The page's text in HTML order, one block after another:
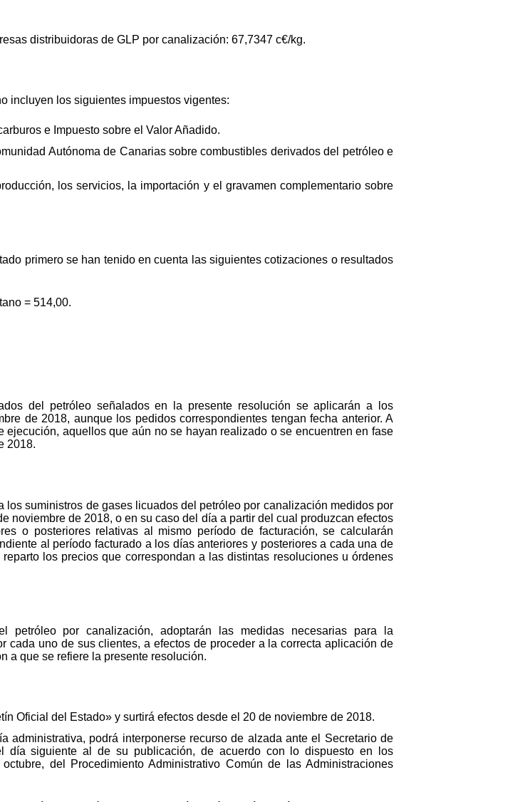
distribuidoras de GLP por canalización: 67,7347 c€/kg.
incluyen los siguientes impuestos vigentes:
e Impuesto sobre el Valor Añadido.
Autónoma de Canarias sobre combustibles derivados del petróleo e
los servicios, la importación y el gravamen complementario sobre
primero se han tenido en cuenta las siguientes cotizaciones o resultados
= 514,00.
del petróleo señalados en la presente resolución se aplicarán a los
de 2018, aunque los pedidos correspondientes tengan fecha anterior. A
aquellos que aún no se hayan realizado o se encuentren en fase
2018.
los suministros de gases licuados del petróleo por canalización medidos por
noviembre de 2018, o en su caso del día a partir del cual produzcan efectos
o posteriores relativas al mismo período de facturación, se calcularán
al período facturado a los días anteriores y posteriores a cada una de
los precios que correspondan a las distintas resoluciones u órdenes
petróleo por canalización, adoptarán las medidas necesarias para la
cada uno de sus clientes, a efectos de proceder a la correcta aplicación de
a que se refiere la presente resolución.
Oficial del Estado» y surtirá efectos desde el 20 de noviembre de 2018.
administrativa, podrá interponerse recurso de alzada ante el Secretario de
siguiente al de su publicación, de acuerdo con lo dispuesto en los
del Procedimiento Administrativo Común de las Administraciones